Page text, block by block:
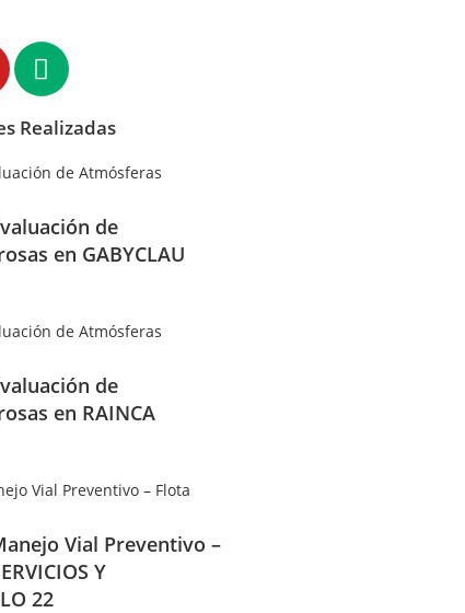
Realizadas
de
en GABYCLAU
de
en RAINCA
Vial Preventivo –
Y
22